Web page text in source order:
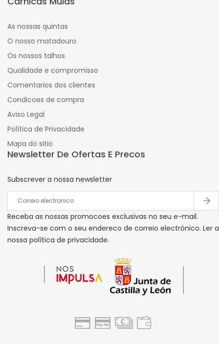
As nossas quintas
O nosso matadouro
Os nossos talhos
Qualidade e compromisso
Comentarios dos clientes
Condicoes de compra
Aviso Legal
Política de Privacidade
Mapa do sitio
Newsletter De Ofertas E Precos
Subscrever a nossa newsletter
Receba as nossas promocoes exclusivas no seu e-mail.
Inscreva-se com o seu endereco de correio electrónico. Ler a
nossa política de privacidade.